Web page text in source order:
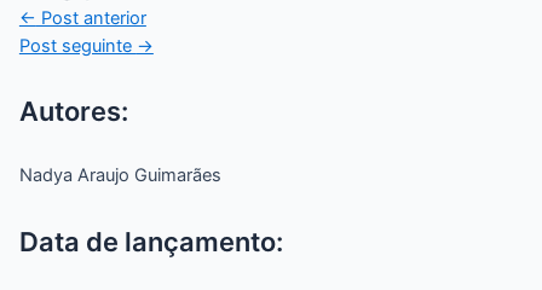
← Post anterior
Post seguinte →
Autores:
Nadya Araujo Guimarães
Data de lançamento: